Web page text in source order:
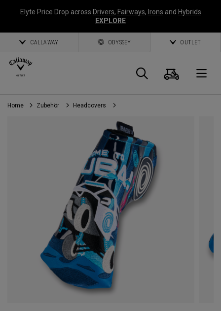
Elyte Price Drop across Drivers, Fairways, Irons and Hybrids
EXPLORE
CALLAWAY ODYSSEY OUTLET
Suche
Home Zubehör Headcovers